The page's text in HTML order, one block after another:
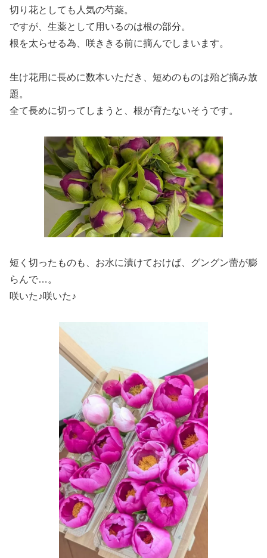
切り花としても人気の芍薬。
ですが、生薬として用いるのは根の部分。
根を太らせる為、咲ききる前に摘んでしまいます。
生け花用に長めに数本いただき、短めのものは殆ど摘み放
題。
全て長めに切ってしまうと、根が育たないそうです。
短く切ったものも、お水に漬けておけば、グングン蕾が膨
らんで…。
咲いた♪咲いた♪